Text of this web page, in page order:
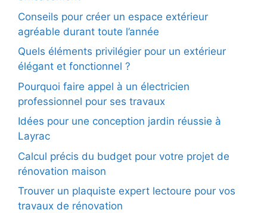
Conseils pour créer un espace extérieur
agréable durant toute l’année
Quels éléments privilégier pour un extérieur
élégant et fonctionnel ?
Pourquoi faire appel à un électricien
professionnel pour ses travaux
Idées pour une conception jardin réussie à
Layrac
Calcul précis du budget pour votre projet de
rénovation maison
Trouver un plaquiste expert lectoure pour vos
travaux de rénovation